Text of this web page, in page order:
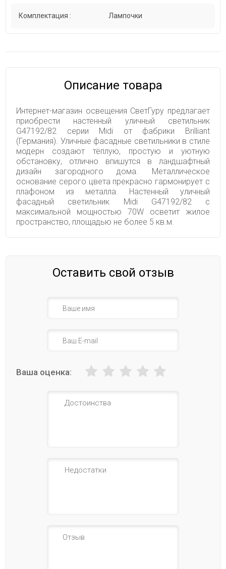
Комплектация : Лампочки
Описание товара
Интернет-магазин освещения СветГуру предлагает
приобрести настенный уличный светильник
G47192/82 серии Midi от фабрики Brilliant
(Германия). Уличные фасадные светильники в стиле
модерн создают тёплую, простую и уютную
обстановку, отлично впишутся в ландшафтный
дизайн загородного дома. Металлическое
основание серого цвета прекрасно гармонирует с
плафоном из металла. Настенный уличный
фасадный светильник Midi G47192/82 с
максимальной мощностью 70W осветит жилое
пространство, площадью не более 5 кв.м.
Оставить свой отзыв
Ваша оценка: